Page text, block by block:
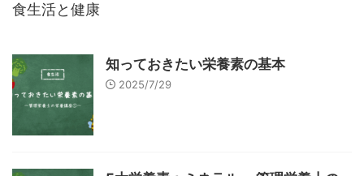
食生活と健康
知っておきたい栄養素の基本
2025/7/29